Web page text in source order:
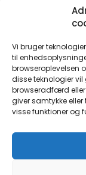
Vi bruger
til
browseroplevelsen
disse teknologier
browseradfærd eller
giver samtykke
visse funktioner og
Har du
bestilling du
Ønsker du et
at have